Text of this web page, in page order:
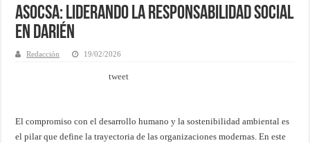
ASOCSA: Liderando la Responsabilidad Social
en Darién
Redacción 19/02/2026
tweet
El compromiso con el desarrollo humano y la sostenibilidad ambiental es
el pilar que define la trayectoria de las organizaciones modernas. En este